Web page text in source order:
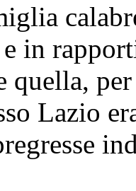
in
quella,
Lazio